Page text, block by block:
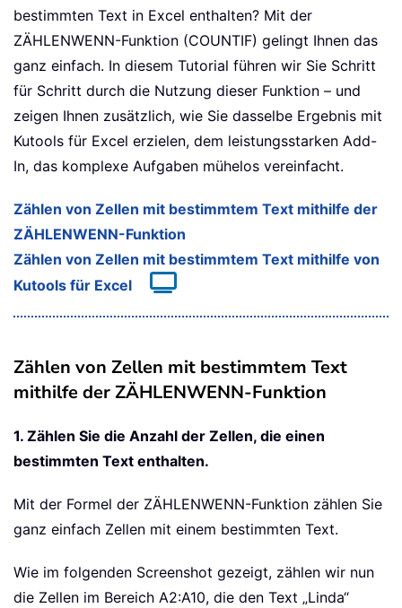
bestimmten Text in Excel enthalten? Mit der
ZÄHLENWENN-Funktion (COUNTIF) gelingt Ihnen das
ganz einfach. In diesem Tutorial führen wir Sie Schritt
für Schritt durch die Nutzung dieser Funktion – und
zeigen Ihnen zusätzlich, wie Sie dasselbe Ergebnis mit
Kutools für Excel erzielen, dem leistungsstarken Add-
In, das komplexe Aufgaben mühelos vereinfacht.
Zählen von Zellen mit bestimmtem Text mithilfe der
ZÄHLENWENN-Funktion
Zählen von Zellen mit bestimmtem Text mithilfe von
Kutools für Excel
Zählen von Zellen mit bestimmtem Text
mithilfe der ZÄHLENWENN-Funktion
1. Zählen Sie die Anzahl der Zellen, die einen
bestimmten Text enthalten.
Mit der Formel der ZÄHLENWENN-Funktion zählen Sie
ganz einfach Zellen mit einem bestimmten Text.
Wie im folgenden Screenshot gezeigt, zählen wir nun
die Zellen im Bereich A2:A10, die den Text „Linda“